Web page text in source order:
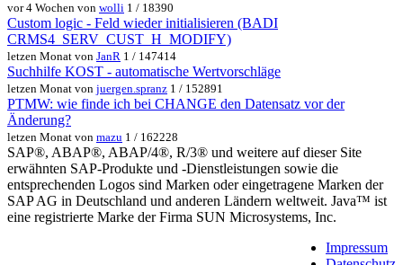
vor 4 Wochen von wolli 1 / 18390
Custom logic - Feld wieder initialisieren (BADI
CRMS4_SERV_CUST_H_MODIFY)
letzen Monat von JanR 1 / 147414
Suchhilfe KOST - automatische Wertvorschläge
letzen Monat von juergen.spranz 1 / 152891
PTMW: wie finde ich bei CHANGE den Datensatz vor der
Änderung?
letzen Monat von mazu 1 / 162228
SAP®, ABAP®, ABAP/4®, R/3® und weitere auf dieser Site
erwähnten SAP-Produkte und -Dienstleistungen sowie die
entsprechenden Logos sind Marken oder eingetragene Marken der
SAP AG in Deutschland und anderen Ländern weltweit. Java™ ist
eine registrierte Marke der Firma SUN Microsystems, Inc.
Impressum